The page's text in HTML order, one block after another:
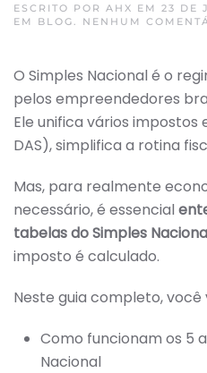
ESCRITO POR AHX EM 23 DE
EM BLOG NENHUM
O Simples Nacional é o
pelos empreendedores
Ele unifica vários impostos
DAS), simplifica a rotina
Mas, para realmente
necessário, é essencial
tabelas do Simples
imposto é calculado.
Neste guia completo, você
Como funcionam os 5
Nacional